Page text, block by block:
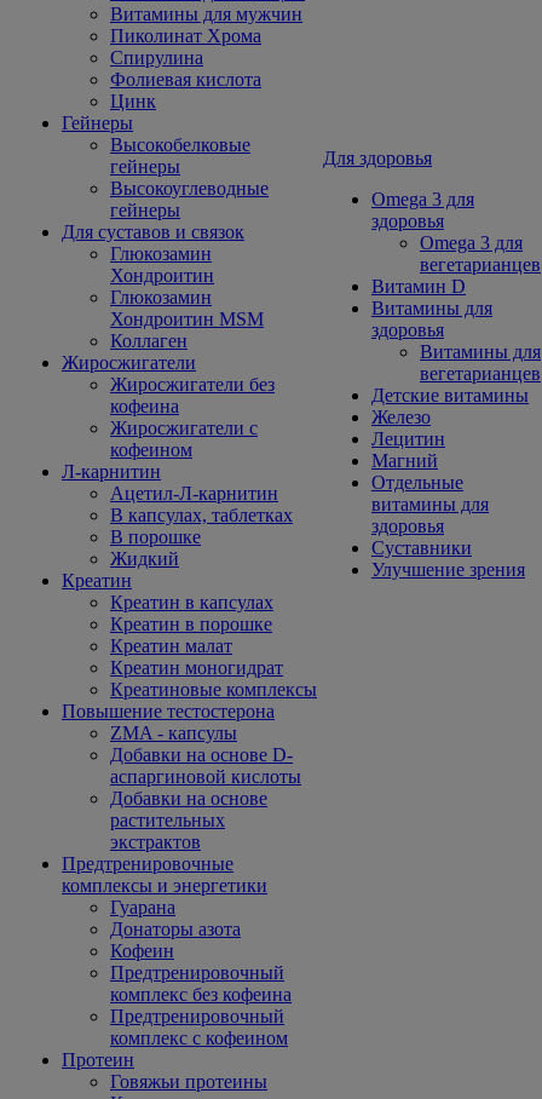
Витамины для мужчин
Пиколинат Хрома
Спирулина
Фолиевая кислота
Цинк
Гейнеры
Высокобелковые
гейнеры
Высокоуглеводные
гейнеры
Для суставов и связок
Глюкозамин
Хондроитин
Глюкозамин
Хондроитин MSM
Коллаген
Жиросжигатели
Жиросжигатели без
кофеина
Жиросжигатели с
кофеином
Л-карнитин
Ацетил-Л-карнитин
В капсулах, таблетках
В порошке
Жидкий
Креатин
Креатин в капсулах
Креатин в порошке
Креатин малат
Креатин моногидрат
Креатиновые комплексы
Повышение тестостерона
ZMA - капсулы
Добавки на основе D-
аспаргиновой кислоты
Добавки на основе
растительных
экстрактов
Предтренировочные
комплексы и энергетики
Гуарана
Донаторы азота
Кофеин
Предтренировочный
комплекс без кофеина
Предтренировочный
комплекс с кофеином
Протеин
Говяжьи протеины
Для здоровья
Omega 3 для
здоровья
Omega 3 для
вегетарианцев
Витамин D
Витамины для
здоровья
Витамины для
вегетарианцев
Детские витамины
Железо
Лецитин
Магний
Отдельные
витамины для
здоровья
Суставники
Улучшение зрения